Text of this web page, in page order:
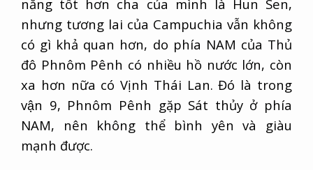
năng tốt hơn cha của mình là Hun Sen,
nhưng tương lai của Campuchia vẫn không
có gì khả quan hơn, do phía NAM của Thủ
đô Phnôm Pênh có nhiều hồ nước lớn, còn
xa hơn nữa có Vịnh Thái Lan. Đó là trong
vận 9, Phnôm Pênh gặp Sát thủy ở phía
NAM, nên không thể bình yên và giàu
mạnh được.